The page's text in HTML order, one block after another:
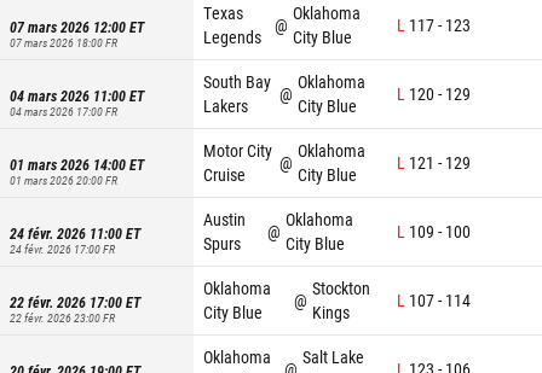
07 mars 2026 12:00ET
07 mars 2026 18:00FR
Texas
Legends
@
Oklahoma
City Blue
L 117- 123
04 mars 2026 11:00ET
04 mars 2026 17:00FR
South Bay
Lakers
@
Oklahoma
City Blue
L 120- 129
01 mars 2026 14:00ET
01 mars 2026 20:00FR
Motor City
Cruise
@
Oklahoma
City Blue
L 121 - 129
24 févr. 2026 11:00ET
24 févr. 2026 17:00FR
Austin
Spurs
@
Oklahoma
City Blue
L 109 - 100
22 févr. 2026 17:00ET
22 févr. 2026 23:00FR
Oklahoma
City Blue
@
Stockton
Kings
L 107- 114
Oklahoma
Salt Lake